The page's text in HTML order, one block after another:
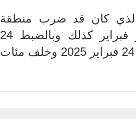
الذي كان قد ضرب منطقة
الريف عام 2004 حدث في شهر فبراير كذلك وبالضبط 24
فبراير 2024 وهو نفس يومه الإثنين 24 فبراير 2025 وخلف مئات